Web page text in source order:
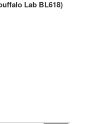
Lab BL618)